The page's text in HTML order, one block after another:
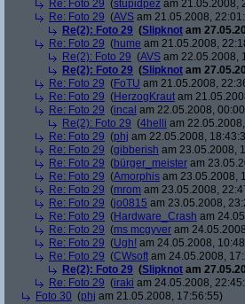
Re: Foto 29 (stupidpez am 21.05.2008,
Re: Foto 29 (AVS am 21.05.2008,
Re(2): Foto 29 (Slipknot am
Re: Foto 29 (hume am 21.05.2008,
Re(2): Foto 29 (AVS am 22.05.2008,
Re(2): Foto 29 (Slipknot am
Re: Foto 29 (FoTU am 21.05.2008,
Re: Foto 29 (HerzogKraut am
Re: Foto 29 (incal am 22.05.2008,
Re(2): Foto 29 (4helli am
Re: Foto 29 (phj am 22.05.2008,
Re: Foto 29 (gibberish am 23.05.2008,
Re: Foto 29 (bürger_meister am
Re: Foto 29 (Amorphis am 23.05.2008,
Re: Foto 29 (mrom am 23.05.2008,
Re: Foto 29 (jo0815 am 23.05.2008,
Re: Foto 29 (Hardware_Crash am
Re: Foto 29 (ms mcgyver am
Re: Foto 29 (Ugh! am 24.05.2008,
Re: Foto 29 (CWsoft am 24.05.2008,
Re(2): Foto 29 (Slipknot am
Re: Foto 29 (iraki am 24.05.2008,
Foto 30 (phj am 21.05.2008, 17:56:55)